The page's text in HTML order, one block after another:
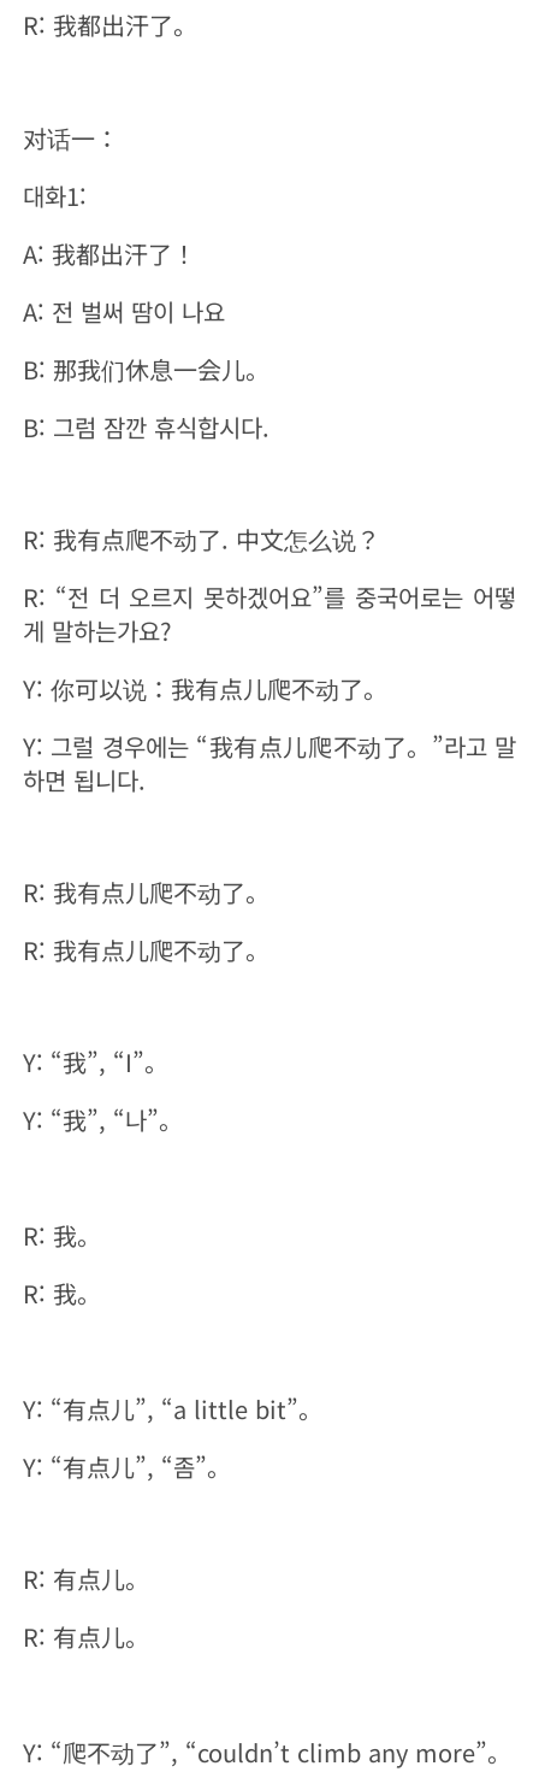
R: 我都出汗了。
对话一：
대화1:
A: 我都出汗了！
A: 전 벌써 땀이 나요
B: 那我们休息一会儿。
B: 그럼 잠깐 휴식합시다.
R: 我有点爬不动了. 中文怎么说？
R: “전 더 오르지 못하겠어요”를 중국어로는 어떻
게 말하는가요?
Y: 你可以说：我有点儿爬不动了。
Y: 그럴 경우에는 “我有点儿爬不动了。”라고 말
하면 됩니다.
R: 我有点儿爬不动了。
R: 我有点儿爬不动了。
Y: “我”, “I”。
Y: “我”, “나”。
R: 我。
R: 我。
Y: “有点儿”, “a little bit”。
Y: “有点儿”, “좀”。
R: 有点儿。
R: 有点儿。
Y: “爬不动了”, “couldn’t climb any more”。